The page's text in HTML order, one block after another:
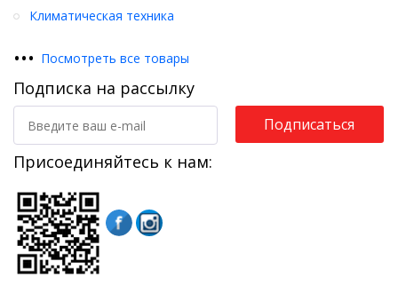
Климатическая техника
••• Посмотреть все товары
Подписка на рассылку
Подписаться
Присоединяйтесь к нам: